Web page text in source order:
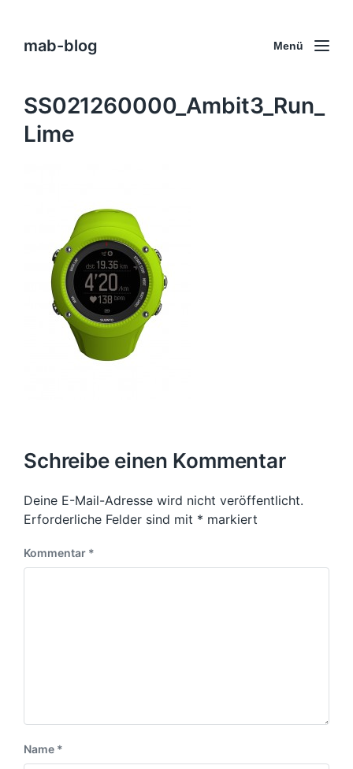
mab-blog Menü
SS021260000_Ambit3_Run_
Lime
Schreibe einen Kommentar
Deine E-Mail-Adresse wird nicht veröffentlicht.
Erforderliche Felder sind mit * markiert
Kommentar *
Name *